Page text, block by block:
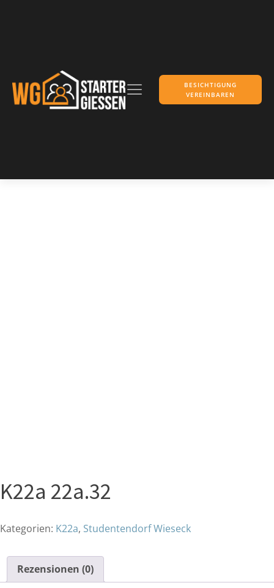
BESICHTIGUNG
VEREINBAREN
K22a 22a.32
Kategorien: K22a, Studentendorf Wieseck
Rezensionen (0)